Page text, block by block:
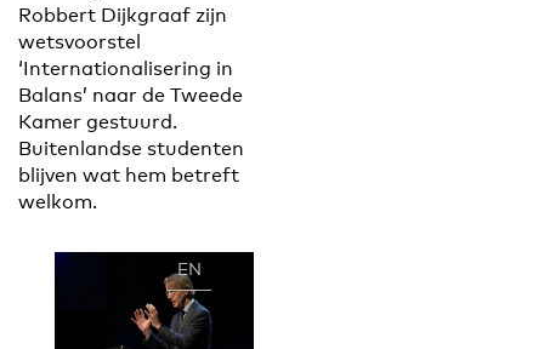
Robbert Dijkgraaf zijn
wetsvoorstel
‘Internationalisering in
Balans’ naar de Tweede
Kamer gestuurd.
Buitenlandse studenten
blijven wat hem betreft
welkom.
EN